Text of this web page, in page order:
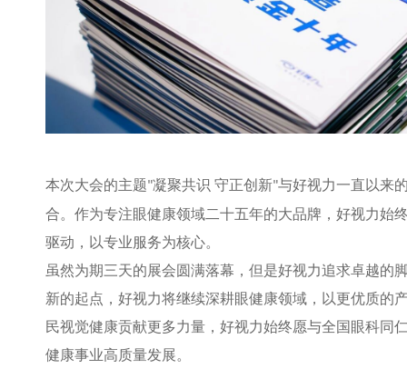
本次大会的主题"凝聚共识 守正创新"与好视力一直以来
合。作为专注眼健康领域二十五年的大品牌，好视力始
驱动，以专业服务为核心。
虽然为期三天的展会圆满落幕，但是好视力追求卓越的
新的起点，好视力将继续深耕眼健康领域，以更优质的
民视觉健康贡献更多力量，好视力始终愿与全国眼科同
健康事业高质量发展。